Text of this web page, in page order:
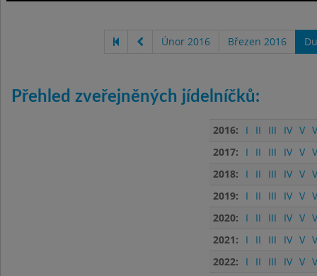
Únor 2016 Březen 2016
Přehled zveřejněných jídelníčků:
2016: I II III IV V
2017:
I II III IV V
2018:
I II III IV V
2019:
I II III IV V
2020:
I II III IV V
2021:
I II III IV V
2022:
I II III IV V